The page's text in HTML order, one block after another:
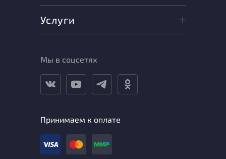
Услуги
Мы в соцсетях
Принимаем к оплате